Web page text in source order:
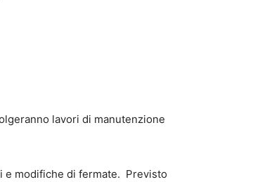
lavori di manutenzione
e modifiche di fermate. Previsto